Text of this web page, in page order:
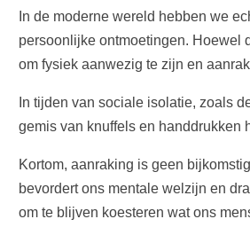
In de moderne wereld hebben we
persoonlijke ontmoetingen. Hoewel
om fysiek aanwezig te zijn en
In tijden van sociale isolatie, zoals
gemis van knuffels en handdrukken
Kortom, aanraking is geen
bevordert ons mentale welzijn en
om te blijven koesteren wat ons